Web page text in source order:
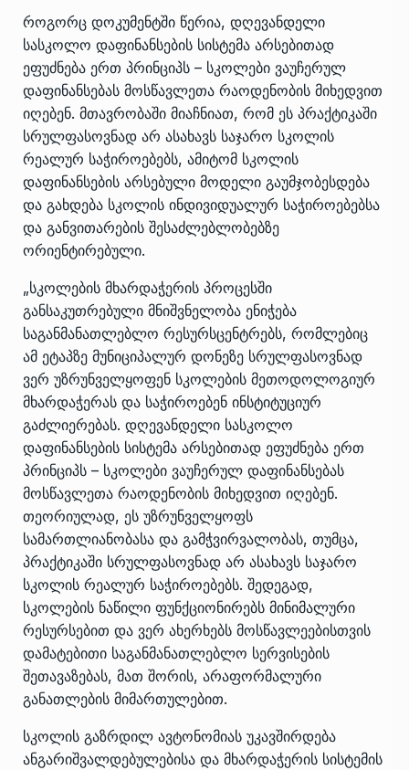
როგორც დოკუმენტში წერია, დღევანდელი
სასკოლო დაფინანსების სისტემა არსებითად
ეფუძნება ერთ პრინციპს – სკოლები ვაუჩერულ
დაფინანსებას მოსწავლეთა რაოდენობის მიხედვით
იღებენ. მთავრობაში მიაჩნიათ, რომ ეს პრაქტიკაში
სრულფასოვნად არ ასახავს საჯარო სკოლის
რეალურ საჭიროებებს, ამიტომ სკოლის
დაფინანსების არსებული მოდელი გაუმჯობესდება
და გახდება სკოლის ინდივიდუალურ საჭიროებებსა
და განვითარების შესაძლებლობებზე
ორიენტირებული.
„სკოლების მხარდაჭერის პროცესში
განსაკუთრებული მნიშვნელობა ენიჭება
საგანმანათლებლო რესურსცენტრებს, რომლებიც
ამ ეტაპზე მუნიციპალურ დონეზე სრულფასოვნად
ვერ უზრუნველყოფენ სკოლების მეთოდოლოგიურ
მხარდაჭერას და საჭიროებენ ინსტიტუციურ
გაძლიერებას. დღევანდელი სასკოლო
დაფინანსების სისტემა არსებითად ეფუძნება ერთ
პრინციპს – სკოლები ვაუჩერულ დაფინანსებას
მოსწავლეთა რაოდენობის მიხედვით იღებენ.
თეორიულად, ეს უზრუნველყოფს
სამართლიანობასა და გამჭვირვალობას, თუმცა,
პრაქტიკაში სრულფასოვნად არ ასახავს საჯარო
სკოლის რეალურ საჭიროებებს. შედეგად,
სკოლების ნაწილი ფუნქციონირებს მინიმალური
რესურსებით და ვერ ახერხებს მოსწავლეებისთვის
დამატებითი საგანმანათლებლო სერვისების
შეთავაზებას, მათ შორის, არაფორმალური
განათლების მიმართულებით.
სკოლის გაზრდილ ავტონომიას უკავშირდება
ანგარიშვალდებულებისა და მხარდაჭერის სისტემის